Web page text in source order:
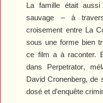
La famille était
sauvage – à
croisement entre La
sous une forme bien
ce film a à raconter.
dans Perpetrator,
David Cronenberg, de
dosé et d’enquête